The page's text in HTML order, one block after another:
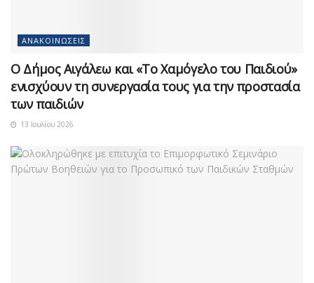
ΑΝΑΚΟΙΝΏΣΕΙΣ
Ο Δήμος Αιγάλεω και «Το Χαμόγελο του Παιδιού»
ενισχύουν τη συνεργασία τους για την προστασία
των παιδιών
13 Ιουλίου 2026